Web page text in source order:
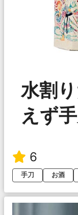
水割
えず
6
手刀
お酒